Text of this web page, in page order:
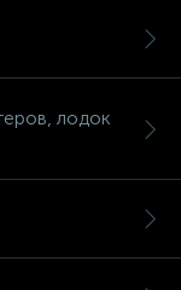
лодок